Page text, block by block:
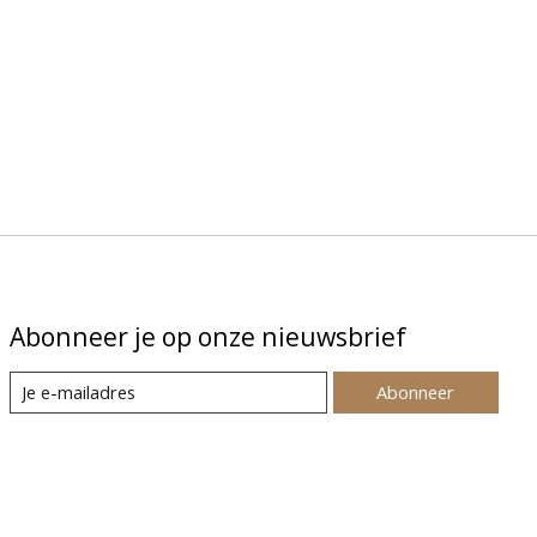
Abonneer je op onze nieuwsbrief
Abonneer